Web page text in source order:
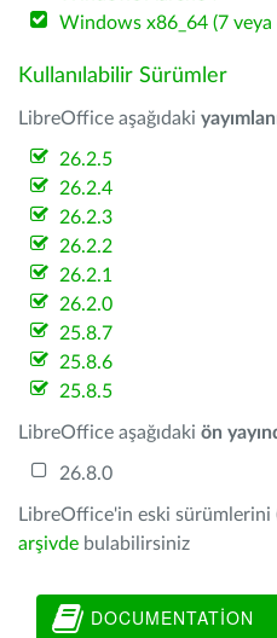
Windows x86_64 (7
Kullanılabilir Sürümler
LibreOffice aşağıdaki
26.2.5
26.2.4
26.2.3
26.2.2
26.2.1
26.2.0
25.8.7
25.8.6
25.8.5
LibreOffice aşağıdaki ön
26.8.0
LibreOffice'in eski
arşivde bulabilirsiniz
DOCUMENTATION